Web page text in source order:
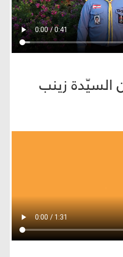
زينب